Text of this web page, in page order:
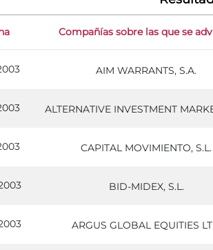
Compañías sobre las que se
AIM WARRANTS, S.A.
ALTERNATIVE INVESTMENT
CAPITAL MOVIMIENTO, S.L.
BID-MIDEX, S.L.
ARGUS GLOBAL EQUITIES